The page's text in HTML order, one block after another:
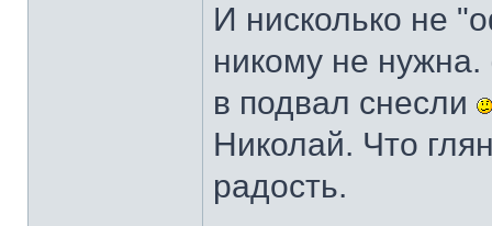
И нисколько не
никому не
в подвал снесли
Николай. Что
радость.